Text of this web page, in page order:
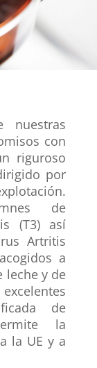
con
riguroso
por
de
(T3) así
Artritis
a
leche y de
de
la
la UE y a